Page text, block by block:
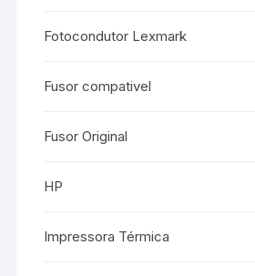
Fotocondutor Lexmark
Fusor compativel
Fusor Original
HP
Impressora Térmica